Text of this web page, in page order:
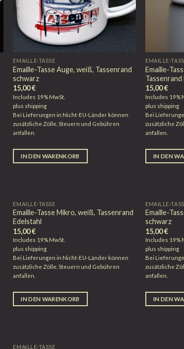
EMAILLE-TASSE
Emaille-Tasse Auge, weiß, Tassenrand
schwarz
15,00€
Includes 19% MwSt.
plus shipping
Bei Lieferungen in Nicht-EU-Länder können
zusätzliche Zölle, Steuern und Gebühren
anfallen.
IN DEN WARENKORB
EMAILLE-
Emaille-
Tassenrand
15,00€
Includes 19%
plus shipping
Bei
zusätzliche
anfallen.
IN DEN
EMAILLE-TASSE
Emaille-Tasse Mikro, weiß, Tassenrand
Edelstahl
15,00€
Includes 19% MwSt.
plus shipping
Bei Lieferungen in Nicht-EU-Länder können
zusätzliche Zölle, Steuern und Gebühren
anfallen.
IN DEN WARENKORB
EMAILLE-
Emaille-
schwarz
15,00€
Includes 19%
plus shipping
Bei
zusätzliche
anfallen.
IN DEN
EMAILLE-TASSE